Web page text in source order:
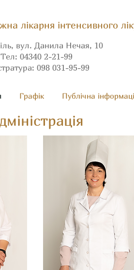
лікарня інтенсивного
вул. Данила Нечая, 10
Тел: 04340 2-21-99
098 031-95-99
Графік Публічна